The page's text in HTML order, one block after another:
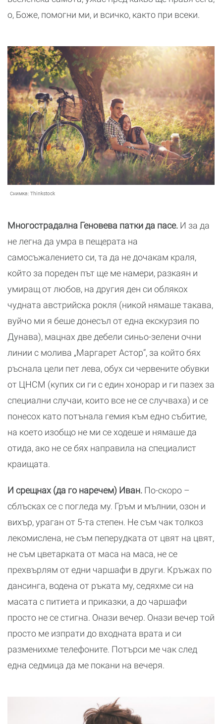
о, Боже, помогни ми, и всичко, както при всеки.
Снимка: Thinkstock
Многострадална Геновева патки да пасе. И за да
не легна да умра в пещерата на
самосъжалението си, та да не дочакам краля,
който за пореден път ще ме намери, разкаян и
умиращ от любов, на другия ден си облякох
чудната австрийска рокля (никой нямаше такава,
вуйчо ми я беше донесъл от една екскурзия по
Дунава), мацнах две дебели синьо-зелени очни
линии с молива „Маргарет Астор”, за който бях
ръснала цели пет лева, обух си червените обувки
от ЦНСМ (купих си ги с един хонорар и ги пазех за
специални случаи, които все не се случваха) и се
понесох като потънала гемия към едно събитие,
на което изобщо не ми се ходеше и нямаше да
отида, ако не се бях направила на специалист
краищата.
И срещнах (да го наречем) Иван. По-скоро –
сблъсках се с погледа му. Гръм и мълнии, озон и
вихър, ураган от 5-та степен. Не съм чак толкоз
лекомислена, не съм пеперудката от цвят на цвят,
не съм цветарката от маса на маса, не се
прехвърлям от едни чаршафи в други. Кръжах по
дансинга, водена от ръката му, седяхме си на
масата с питиета и приказки, а до чаршафи
просто не се стигна. Онази вечер. Онази вечер той
просто ме изпрати до входната врата и си
разменихме телефоните. Потърси ме чак след
една седмица да ме покани на вечеря.